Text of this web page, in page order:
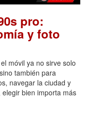
pro:
y foto
móvil ya no sirve solo
también para
navegar la ciudad y
bien importa más